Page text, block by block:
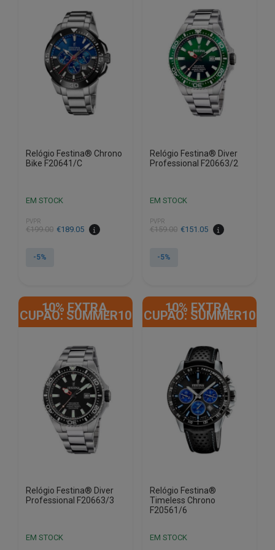
Relógio Festina® Chrono
Bike F20641/C
EM STOCK
PVPR
€199.00
O
original
€189.05
O
atual
-5%
Relógio Festina® Diver
Professional F20663/2
EM STOCK
PVPR
€159.00
O
original
€151.05
O
atual
-5%
10% EXTRA,
CUPÃO: SUMMER10
Relógio Festina® Diver
Professional F20663/3
EM STOCK
10% EXTRA,
CUPÃO: SUMMER10
Relógio Festina®
Timeless Chrono
F20561/6
EM STOCK